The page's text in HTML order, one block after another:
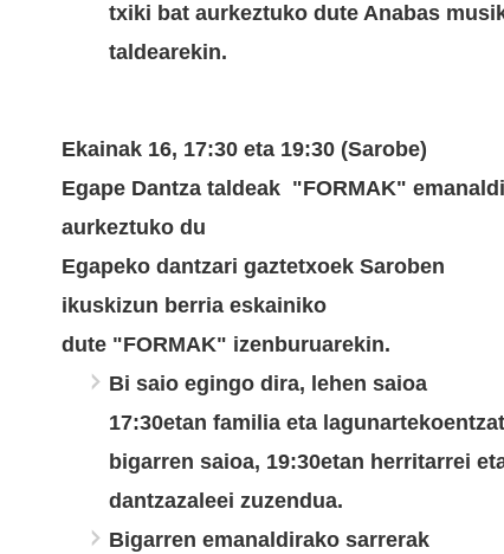
txiki bat aurkeztuko dute Anabas
taldearekin.
Ekainak 16, 17:30 eta 19:30 (Sarobe)
Egape Dantza taldeak "FORMAK"
aurkeztuko du
Egapeko dantzari gaztetxoek Saroben
ikuskizun berria eskainiko
dute "FORMAK" izenburuarekin.
Bi saio egingo dira, lehen saioa
17:30etan familia eta
bigarren saioa, 19:30etan herritarrei
dantzazaleei zuzendua.
Bigarren emanaldirako sarrerak